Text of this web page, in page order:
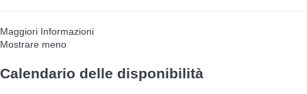
Maggiori Informazioni
Mostrare meno
Calendario delle disponibilità